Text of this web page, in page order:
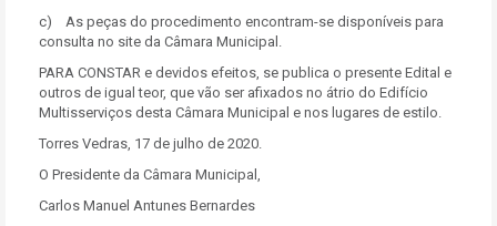
c) As peças do procedimento encontram-se disponíveis para
consulta no site da Câmara Municipal.
PARA CONSTAR e devidos efeitos, se publica o presente Edital e
outros de igual teor, que vão ser afixados no átrio do Edifício
Multisserviços desta Câmara Municipal e nos lugares de estilo.
Torres Vedras, 17 de julho de 2020.
O Presidente da Câmara Municipal,
Carlos Manuel Antunes Bernardes